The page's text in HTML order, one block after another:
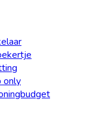
only